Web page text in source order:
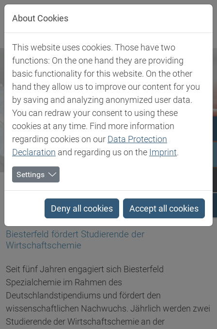
Direkt zur Hauptnavigation springen
Direkt zum Inhalt springen
Biesterfeld SE Newsroom
Biesterfeld fördert Studierende der Wirtschaftschemie
18.11.2016
Biesterfeld fördert Studierende der
Wirtschaftschemie
Seit fünf Jahren engagiert sich Biesterfeld
Spezialchemie im Rahmen des
Deutschlandstipendiums und fördert den
wissenschaftlichen Nachwuchs. Jährlich werden zwei
Studierende der Wirtschaftschemie an der
About Cookies
This website uses cookies. Those have two
functions: On the one hand they are providing
basic functionality for this website. On the other
hand they allow us to improve our content for you
by saving and analyzing anonymized user data.
You can redraw your consent to using these
cookies at any time. Find more information
regarding cookies on our Data Protection
Declaration and regarding us on the Imprint.
Settings
Deny all cookies Accept all cookies